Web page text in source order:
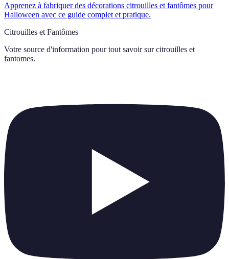
Apprenez à fabriquer des décorations citrouilles et fantômes pour
Halloween avec ce guide complet et pratique.
Citrouilles et Fantômes
Votre source d'information pour tout savoir sur citrouilles et
fantomes.